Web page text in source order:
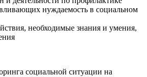
нуждаемость в социальном
необходимые знания и умения,
социальной ситуации на